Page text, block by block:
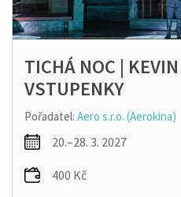
TICHÁ NOC |
VSTUPENKY
Pořadatel: Aero s.r.o. (Aerokina)
20.–28. 3. 2027
400 Kč